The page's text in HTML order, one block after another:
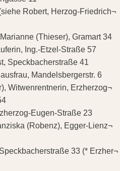
Robert, Herzog-Friedrich¬
(Thieser), Gramart 34
Ing.-Etzel-Straße 57
Speckbacherstraße 41
Mandelsbergerstr. 6
Witwenrentnerin, Erzherzog¬
Eugen-Straße 23
(Robenz), Egger-Lienz¬
33 (* Erzher¬